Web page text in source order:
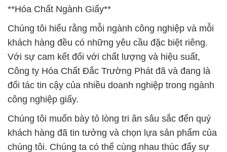
Công ty Hóa Chất Đắc Trường Phát đã và đang là
đối tác tin cậy của nhiều doanh nghiệp trong ngành
công nghiệp giấy.
Chúng tôi muốn bày tỏ lòng tri ân sâu sắc đến quý
khách hàng đã tin tưởng và chọn lựa sản phẩm của
chúng tôi. Chúng ta có thể cùng nhau thúc đẩy sự
phát triển của ngành bằng cách xây dựng các dự án
nghiên cứu và phát triển mới, cũng như chia sẻ kiến
thức và kinh nghiệm.
Đội ngũ chuyên gia của chúng tôi không chỉ cung